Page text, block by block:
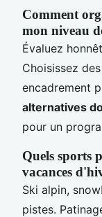
Comment
mon niveau
Évaluez
Choisissez
encadrement
alternatives
pour un
Quels sports
vacances
Ski alpin,
pistes.